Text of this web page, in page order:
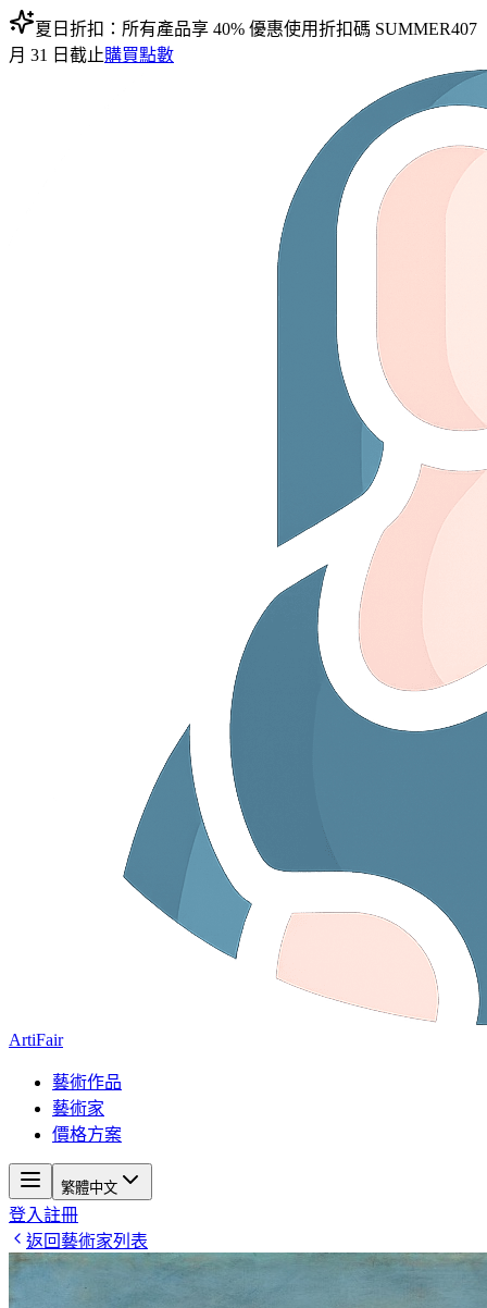
夏日折扣：所有產品享 40% 優惠使用折扣碼 SUMMER407
月 31 日截止購買點數
ArtiFair
藝術作品
藝術家
價格方案
繁體中文
登入註冊
返回藝術家列表